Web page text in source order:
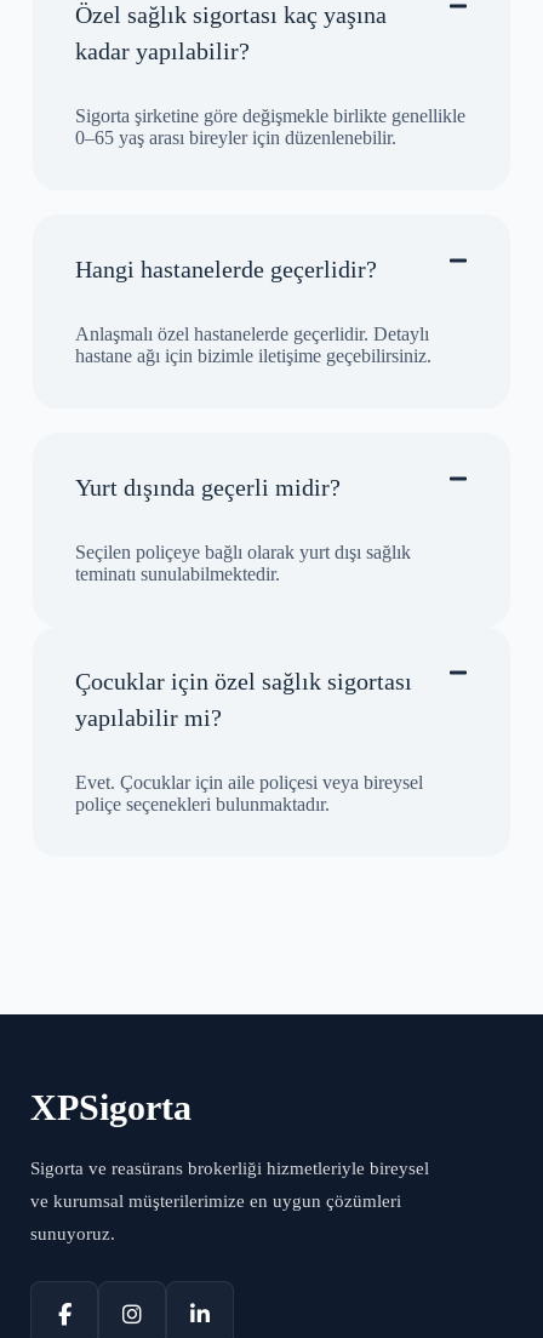
Özel sağlık sigortası kaç yaşına
kadar yapılabilir?
Sigorta şirketine göre değişmekle birlikte genellikle
0–65 yaş arası bireyler için düzenlenebilir.
Hangi hastanelerde geçerlidir?
Anlaşmalı özel hastanelerde geçerlidir. Detaylı
hastane ağı için bizimle iletişime geçebilirsiniz.
Yurt dışında geçerli midir?
Seçilen poliçeye bağlı olarak yurt dışı sağlık
teminatı sunulabilmektedir.
Çocuklar için özel sağlık sigortası
yapılabilir mi?
Evet. Çocuklar için aile poliçesi veya bireysel
poliçe seçenekleri bulunmaktadır.
XPSigorta
Sigorta ve reasürans brokerliği hizmetleriyle bireysel
ve kurumsal müşterilerimize en uygun çözümleri
sunuyoruz.